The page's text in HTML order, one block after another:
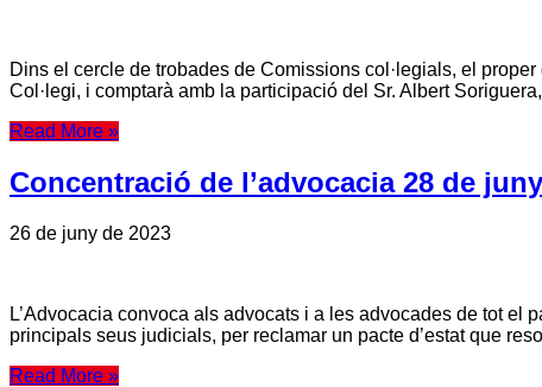
Dins el cercle de trobades de Comissions col·legials, el
Col·legi, i comptarà amb la participació del Sr. Albert
Read More »
Concentració de l’advocacia 28 de juny
26 de juny de 2023
L’Advocacia convoca als advocats i a les advocades de tot
principals seus judicials, per reclamar un pacte d’estat que
Read More »